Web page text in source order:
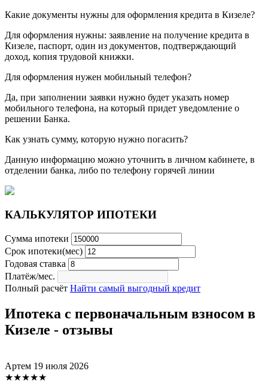
Какие документы нужны для оформления кредита в Кизеле?
Для оформления нужны: заявление на получение кредита в
Кизеле, паспорт, один из документов, подтверждающий
доход, копия трудовой книжки.
Для оформления нужен мобильный телефон?
Да, при заполнении заявки нужно будет указать номер
мобильного телефона, на который придет уведомление о
решении Банка.
Как узнать сумму, которую нужно погасить?
Данную информацию можно уточнить в личном кабинете, в
отделении банка, либо по телефону горячей линии
КАЛЬКУЛЯТОР ИПОТЕКИ
Сумма ипотеки
Срок ипотеки(мес)
Годовая ставка
Платёж/мес.
Полный расчёт Найти самый выгодный кредит
Ипотека с первоначальным взносом в
Кизеле - отзывы
Артем 19 июля 2026
★★★★★